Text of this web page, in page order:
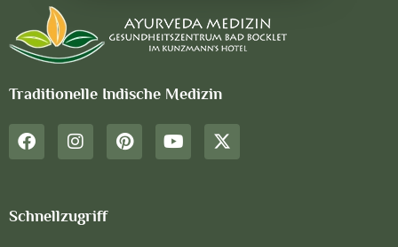
Traditionelle Indische Medizin
Schnellzugriff